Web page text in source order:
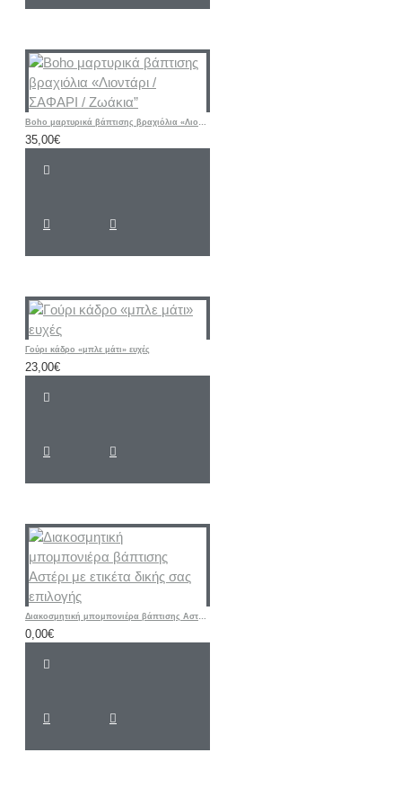
Boho μαρτυρικά βάπτισης βραχιόλια «Λιοντάρι / ΣΑΦΑΡΙ / Ζωάκια”
35,00€
Γούρι κάδρο «μπλε μάτι» ευχές
23,00€
Διακοσμητική μπομπονιέρα βάπτισης Αστέρι με ετικέτα δικής σας επιλογής
0,00€